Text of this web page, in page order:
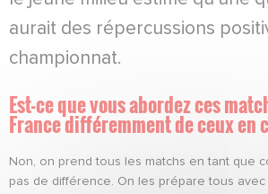
aurait des répercussions
championnat.
Est-ce que vous abordez ces
France différemment de ceux en
Non, on prend tous les matchs en tant que
pas de différence. On les prépare tous